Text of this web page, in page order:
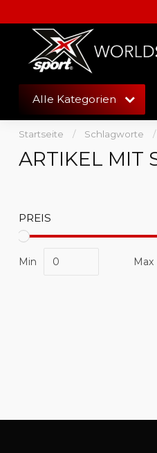
Alle Kategorien
Startseite / Schlagworte /
ARTIKEL MIT
PREIS
Min Max